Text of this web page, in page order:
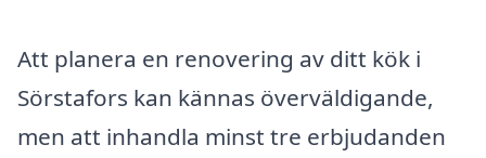
Att planera en renovering av ditt kök i
Sörstafors kan kännas överväldigande,
men att inhandla minst tre erbjudanden